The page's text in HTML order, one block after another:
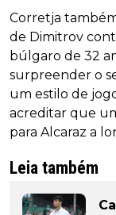
Corretja
de Dimitrov
búlgaro de 32
surpreender o
um estilo de
acreditar que
para Alcaraz a
Leia também